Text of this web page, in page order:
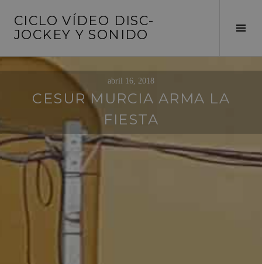
contenido
CICLO VÍDEO DISC-
JOCKEY Y SONIDO
abril 16, 2018
CESUR MURCIA ARMA LA
FIESTA